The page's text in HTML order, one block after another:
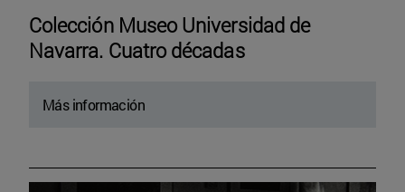
Colección Museo Universidad de
Navarra. Cuatro décadas
Más información